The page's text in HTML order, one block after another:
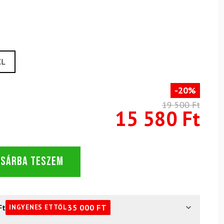
-20%
19 500 Ft
15 580 Ft
TESZEM
INGYENES ETTŐL35 000 FT